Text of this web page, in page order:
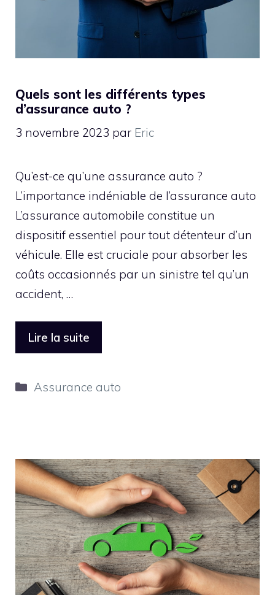
Quels sont les différents types
d’assurance auto ?
3 novembre 2023 par Eric
Qu’est-ce qu’une assurance auto ?
L’importance indéniable de l’assurance auto
L’assurance automobile constitue un
dispositif essentiel pour tout détenteur d’un
véhicule. Elle est cruciale pour absorber les
coûts occasionnés par un sinistre tel qu’un
accident, …
Lire la suite
Catégories
Assurance auto